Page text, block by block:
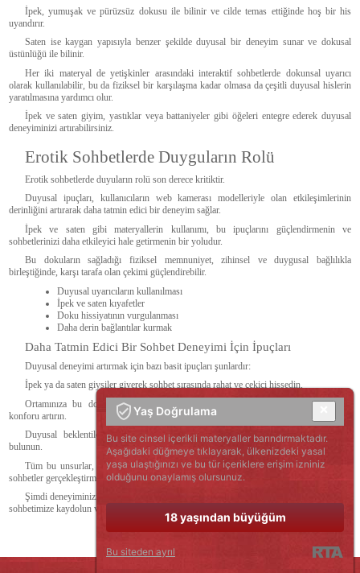
İpek, yumuşak ve pürüzsüz dokusu ile bilinir ve cilde temas ettiğinde hoş bir his
uyandırır.
Saten ise kaygan yapısıyla benzer şekilde duyusal bir deneyim sunar ve dokusal
üstünlüğü ile bilinir.
Her iki materyal de yetişkinler arasındaki interaktif sohbetlerde dokunsal uyarıcı
olarak kullanılabilir, bu da fiziksel bir karşılaşma kadar olmasa da çeşitli duyusal hislerin
yaratılmasına yardımcı olur.
İpek ve saten giyim, yastıklar veya battaniyeler gibi öğeleri entegre ederek duyusal
deneyiminizi artırabilirsiniz.
Erotik Sohbetlerde Duyguların Rolü
Erotik sohbetlerde duyuların rolü son derece kritiktir.
Duyusal ipuçları, kullanıcıların web kamerası modelleriyle olan etkileşimlerinin
derinliğini artırarak daha tatmin edici bir deneyim sağlar.
İpek ve saten gibi materyallerin kullanımı, bu ipuçlarını güçlendirmenin ve
sohbetlerinizi daha etkileyici hale getirmenin bir yoludur.
Bu dokuların sağladığı fiziksel memnuniyet, zihinsel ve duygusal bağlılıkla
birleştiğinde, karşı tarafa olan çekimi güçlendirebilir.
Duyusal uyarıcıların kullanılması
İpek ve saten kıyafetler
Doku hissiyatının vurgulanması
Daha derin bağlantılar kurmak
Daha Tatmin Edici Bir Sohbet Deneyimi İçin İpuçları
Duyusal deneyimi artırmak için bazı basit ipuçları şunlardır:
İpek ya da saten giysiler giyerek sohbet sırasında rahat ve çekici hissedin.
Ortamınıza bu dokularla örtülü yastıklar veya battaniyeler dahil ederek fiziksel
konforu artırın.
Duyusal beklentilerinizi karşılamak için partnerinize bu konuda geri bildirimde
bulunun.
Tüm bu unsurlar, sizin ve web kamerası modellerinin daha tatmin edici ve anlamlı
sohbetler gerçekleştirmesini sağlar.
Şimdi deneyiminizi bir üst seviyeye taşımanın tam zamanı! Web kamerası modelleriyle
sohbetimize kaydolun ve duyusal bir keşfe çıkın!
Yaş Doğrulama
Bu site cinsel içerikli materyaller barındırmaktadır.
Aşağıdaki düğmeye tıklayarak, ülkenizdeki yasal
yaşa ulaştığınızı ve bu tür içeriklere erişim izniniz
olduğunu onaylamış olursunuz.
18 yaşından büyüğüm
Bu siteden ayrıl